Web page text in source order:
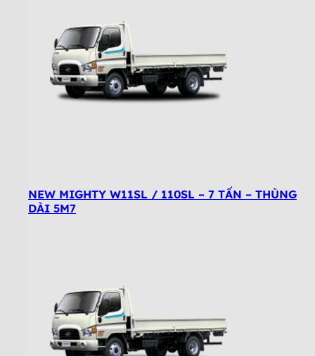
NEW MIGHTY W11SL / 110SL – 7 TẤN – THÙNG
DÀI 5M7